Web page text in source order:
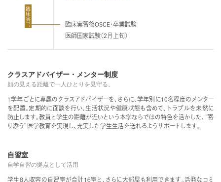
臨床実習
臨床実習後OSCE・卒業試験
医師国家試験（2月上旬）
クラスアドバイザー・メンター制度
顔の見える距離で一人ひとりを見守る。
1学年ごとに専属のクラスアドバイザーを、さらに、学年別に10名程度のメンター
を配置。定期的に面談を行い、生活状況や健康状態も含めて、トラブルを未然に
防止します。教員と学生の距離が近いという本学ならではの特色を活かした、“寄
り添う”医学教育を実現し、充実した学生生活を送れるようサポートします。
自習室
自学自習の拠点として活用
学生8人収容の自習室が合計16室と、さらに大部屋も利用できます。活発なコミ